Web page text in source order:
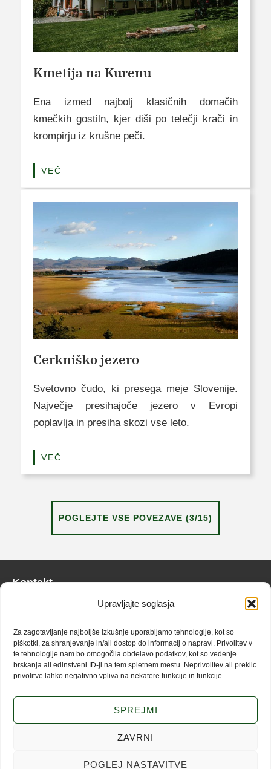
Upravljajte soglasja
Za zagotavljanje najboljše izkušnje uporabljamo tehnologije, kot so
piškotki, za shranjevanje in/ali dostop do informacij o napravi. Privolitev v
te tehnologije nam bo omogočila obdelavo podatkov, kot so vedenje
brskanja ali edinstveni ID-ji na tem spletnem mestu. Neprivolitev ali preklic
privolitve lahko negativno vpliva na nekatere funkcije in funkcije.
SPREJMI
ZAVRNI
POGLEJ NASTAVITVE
Kmetija na Kurenu
Ena izmed najbolj klasičnih domačih
kmečkih gostiln, kjer diši po telečji krači in
krompirju iz krušne peči.
VEČ
Cerkniško jezero
Svetovno čudo, ki presega meje Slovenije.
Največje presihajoče jezero v Evropi
poplavlja in presiha skozi vse leto.
VEČ
POGLEJTE VSE POVEZAVE (3/15)
Kontakt
Doživetja
Narava
Kulinarika